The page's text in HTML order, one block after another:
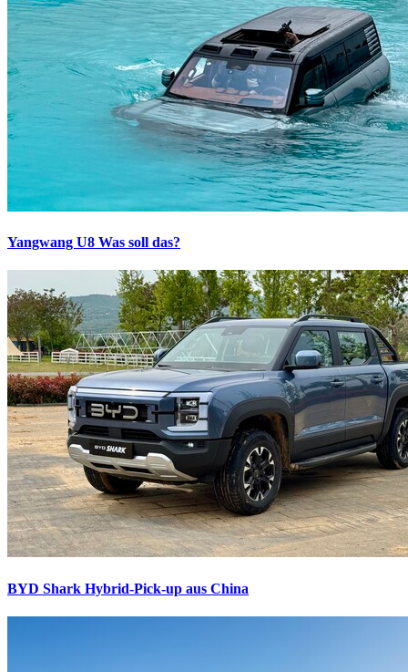
Yangwang U8 Was soll das?
BYD Shark Hybrid-Pick-up aus China